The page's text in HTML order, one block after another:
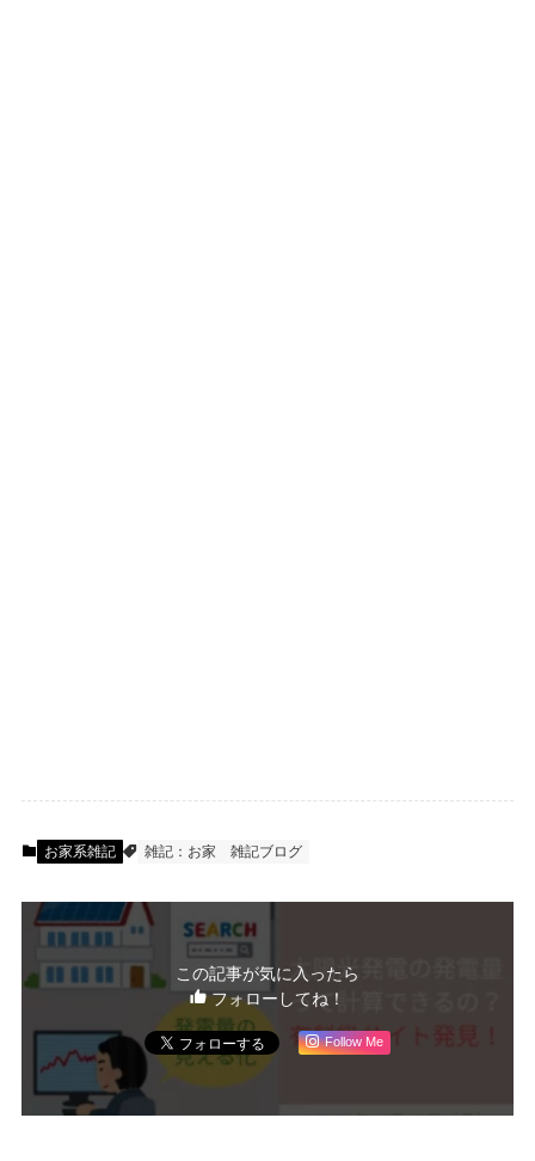
お家系雑記 雑記：お家 雑記ブログ
この記事が気に入ったら
フォローしてね！
Follow Me